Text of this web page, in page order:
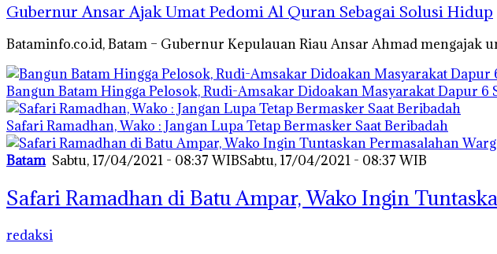
Gubernur Ansar Ajak Umat Pedomi Al Quran Sebagai Solusi Hidup
Bataminfo.co.id, Batam – Gubernur Kepulauan Riau Ansar Ahmad
Bangun Batam Hingga Pelosok, Rudi-Amsakar Didoakan Masyarakat Dapur 6
Safari Ramadhan, Wako : Jangan Lupa Tetap Bermasker Saat Beribadah
Batam Sabtu, 17/04/2021 - 08:37 WIBSabtu, 17/04/2021 - 08:37 WIB
Safari Ramadhan di Batu Ampar, Wako Ingin
redaksi